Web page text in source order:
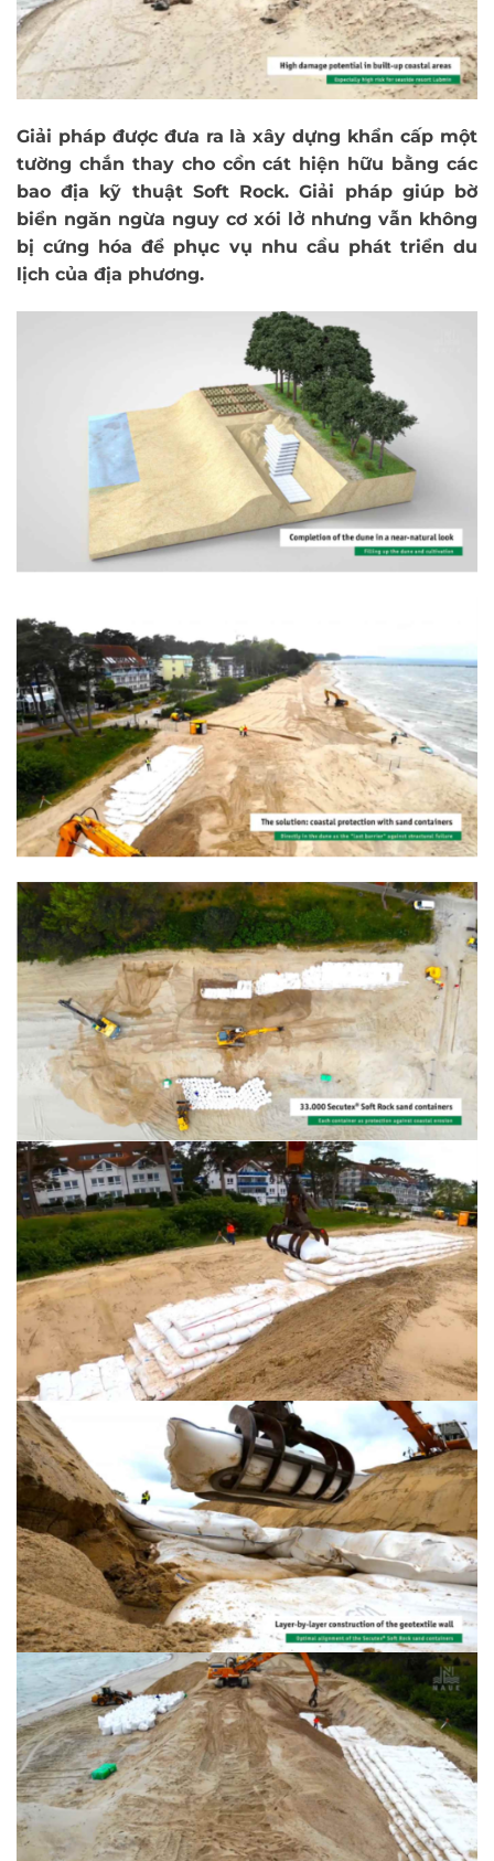
Giải pháp được đưa ra là xây dựng khẩn cấp một
tường chắn thay cho cồn cát hiện hữu bằng các
bao địa kỹ thuật Soft Rock. Giải pháp giúp bờ
biển ngăn ngừa nguy cơ xói lở nhưng vẫn không
bị cứng hóa để phục vụ nhu cầu phát triển du
lịch của địa phương.